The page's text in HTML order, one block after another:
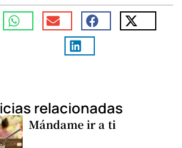
relacionadas
Mándame ir a ti